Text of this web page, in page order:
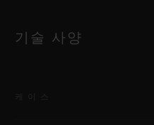
기술 사양